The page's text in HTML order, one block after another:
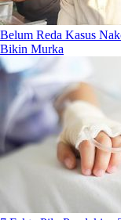
Belum Reda Kasus
Bikin Murka